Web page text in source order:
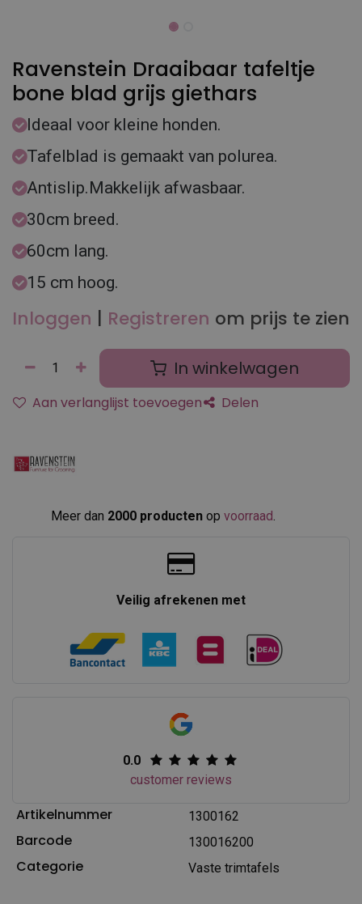
Ravenstein Draaibaar tafeltje
bone blad grijs giethars
Ideaal voor kleine honden.
Tafelblad is gemaakt van polurea.
Antislip.Makkelijk afwasbaar.
30cm breed.
60cm lang.
15 cm hoog.
Inloggen | Registreren om prijs te zien
In winkelwagen
Aan verlanglijst toevoegen Delen
Meer dan 2000 producten op voorraad
Veilig afrekenen met
0.0
customer reviews
Artikelnummer 1300162
Barcode 130016200
Categorie Vaste trimtafels